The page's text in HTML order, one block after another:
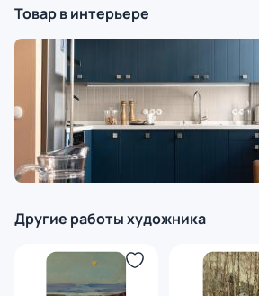
Товар в интерьере
Другие работы художника